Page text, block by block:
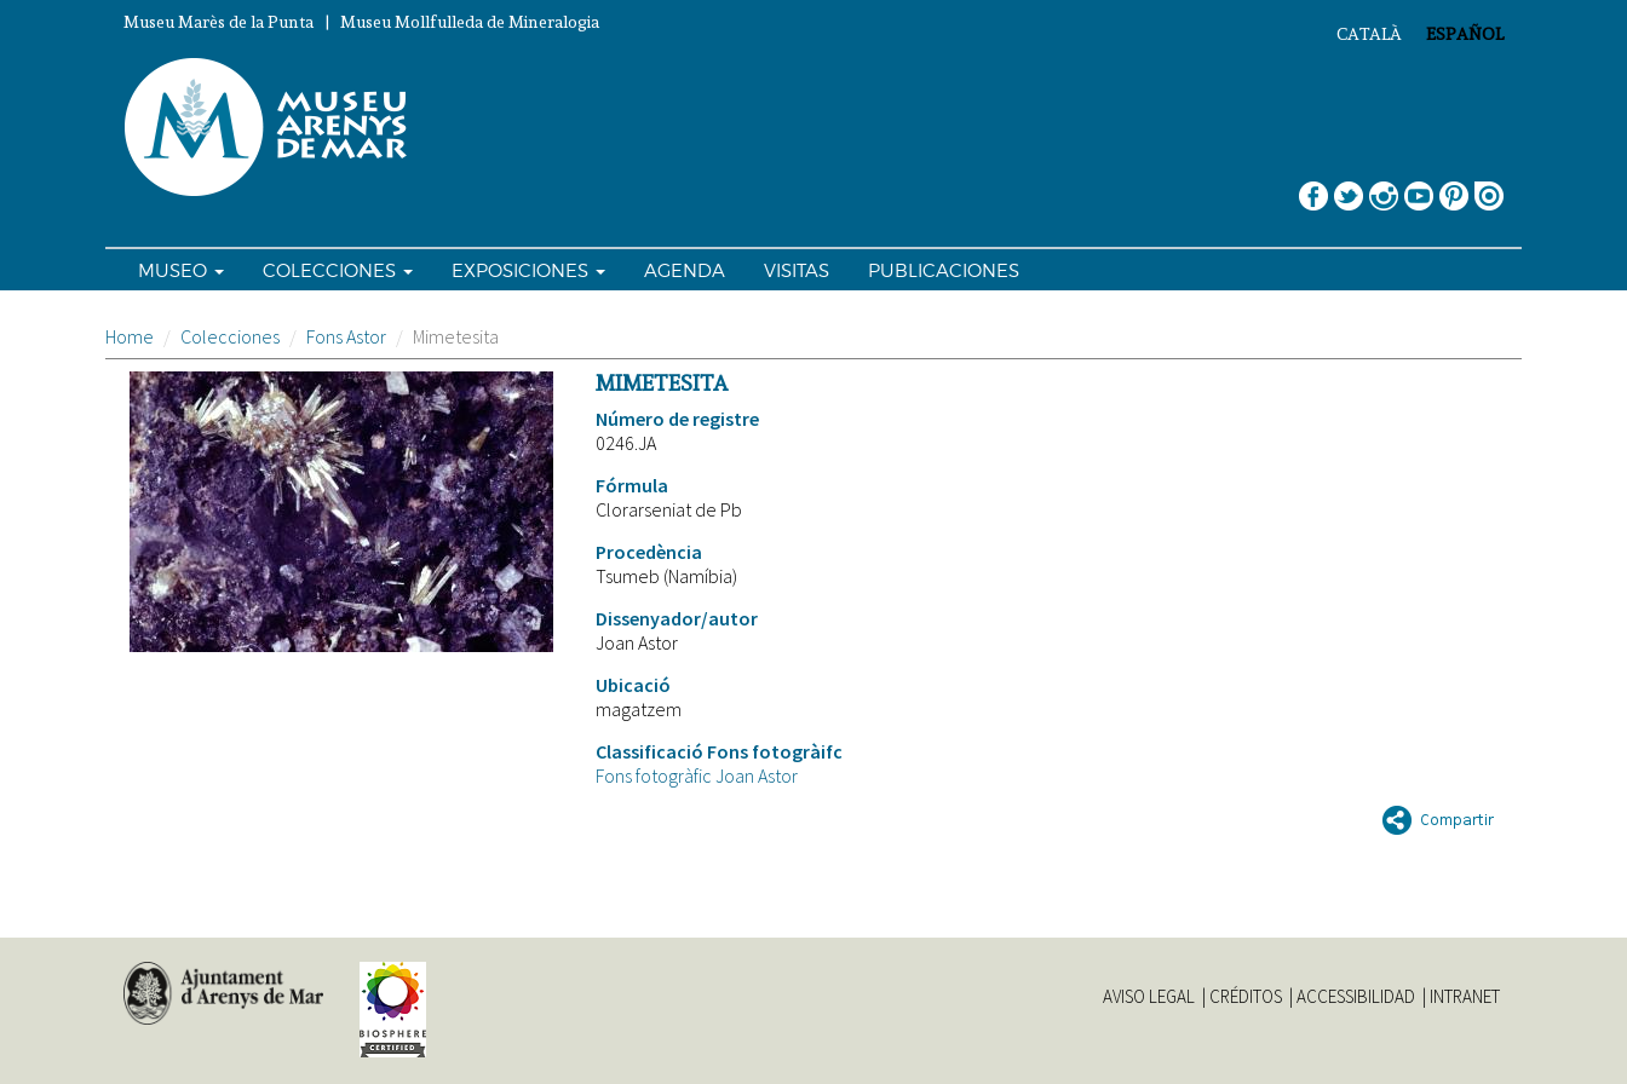
ESPAÑOL
CATALÀ
Museu Marès de la Punta | Museu Mollfulleda de Mineralogia
MUSEO COLECCIONES EXPOSICIONES AGENDA VISITAS PUBLICACIONES
Home Colecciones Fons Astor Mimetesita
MIMETESITA
Número de registre
0246.JA
Fórmula
Clorarseniat de Pb
Procedència
Tsumeb (Namíbia)
Dissenyador/autor
Joan Astor
Ubicació
magatzem
Classificació Fons fotogràifc
Fons fotogràfic Joan Astor
AVISO LEGAL CRÉDITOS ACCESSIBILIDAD INTRANET